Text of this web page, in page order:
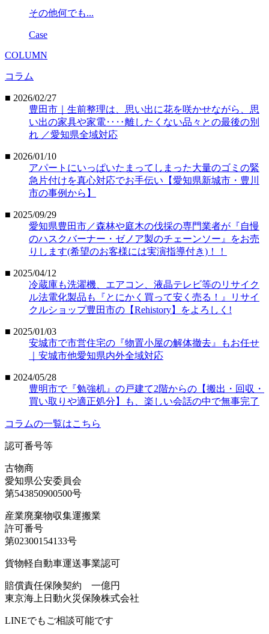
その他何でも...
Case
COLUMN
コラム
■ 2026/02/27
豊田市｜生前整理は、思い出に花を咲かせながら、思
い出の家具や家電‥‥離したくない品々との最後の別
れ ／愛知県全域対応
■ 2026/01/10
アパートにいっぱいたまってしまった大量のゴミの緊
急片付けを真心対応でお手伝い【愛知県新城市・豊川
市の事例から】
■ 2025/09/29
愛知県豊田市／森林や庭木の伐採の専門業者が『自慢
のハスクバーナー・ゼノア製のチェーンソー』をお売
りします(希望のお客様には実演指導付き)！！
■ 2025/04/12
冷蔵庫も洗濯機、エアコン、液晶テレビ等のリサイク
ル法電化製品も『とにかく買って安く売る！』リサイ
クルショップ豊田市の【Rehistory】をよろしく!
■ 2025/01/03
安城市で市営住宅の『物置小屋の解体撤去』もお任せ
｜安城市他愛知県内外全域対応
■ 2024/05/28
豊明市で『勉強机』の戸建て2階からの【搬出・回収・
買い取りや適正処分】も、楽しい会話の中で無事完了
コラムの一覧はこちら
認可番号等
古物商
愛知県公安委員会
第543850900500号
産業廃棄物収集運搬業
許可番号
第02300154133号
貨物軽自動車運送事業認可
賠償責任保険契約 一億円
東京海上日動火災保険株式会社
LINEでもご相談可能です